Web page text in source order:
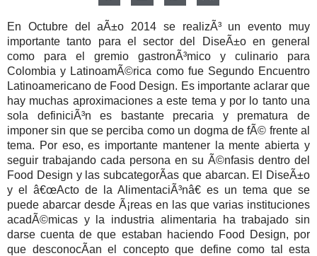
En Octubre del aÃ±o 2014 se realizÃ³ un evento muy
importante tanto para el sector del DiseÃ±o en general
como para el gremio gastronÃ³mico y culinario para
Colombia y LatinoamÃ©rica como fue Segundo Encuentro
Latinoamericano de Food Design. Es importante aclarar que
hay muchas aproximaciones a este tema y por lo tanto una
sola definiciÃ³n es bastante precaria y prematura de
imponer sin que se perciba como un dogma de fÃ© frente al
tema. Por eso, es importante mantener la mente abierta y
seguir trabajando cada persona en su Ã©nfasis dentro del
Food Design y las subcategorÃ­as que abarcan. El DiseÃ±o
y el â€œActo de la AlimentaciÃ³nâ€ es un tema que se
puede abarcar desde Ã¡reas en las que varias instituciones
acadÃ©micas y la industria alimentaria ha trabajado sin
darse cuenta de que estaban haciendo Food Design, por
que desconocÃ­an el concepto que define como tal esta